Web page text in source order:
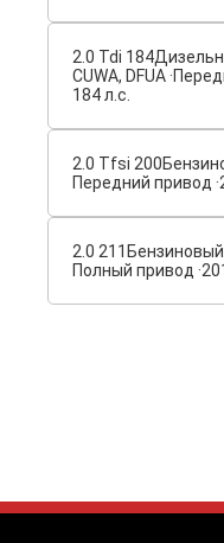
2.0 Tdi 184
CUWA, DFUA ·
184 л.с.
2.0 Tfsi 200
Передний привод ·
2.0 211 Бензиновый
Полный привод ·